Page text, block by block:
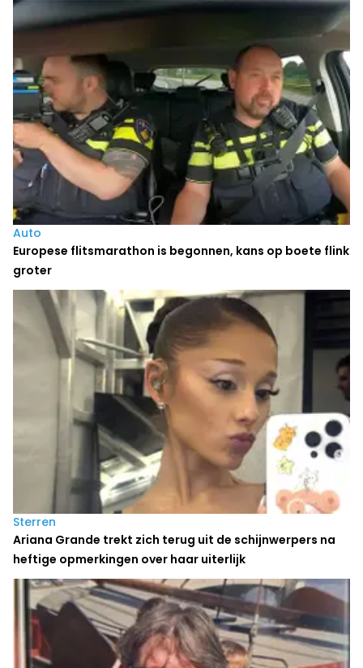
Auto
Europese flitsmarathon is begonnen, kans op boete flink
groter
Sterren
Ariana Grande trekt zich terug uit de schijnwerpers na
heftige opmerkingen over haar uiterlijk